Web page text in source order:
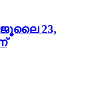
ജൂലൈ 23,